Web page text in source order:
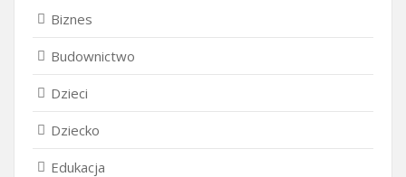
Biznes
Budownictwo
Dzieci
Dziecko
Edukacja